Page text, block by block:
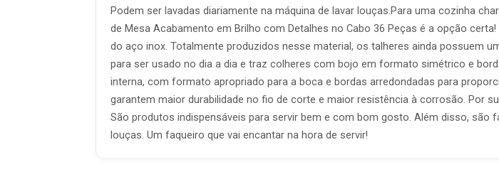
Podem ser lavadas diariamente na máquina de lavar louças.Para uma cozinha
de Mesa Acabamento em Brilho com Detalhes no Cabo 36 Peças é a opção
do aço inox. Totalmente produzidos nesse material, os talheres ainda possuem
para ser usado no dia a dia e traz colheres com bojo em formato simétrico e
interna, com formato apropriado para a boca e bordas arredondadas para
garantem maior durabilidade no fio de corte e maior resistência à corrosão. Por
São produtos indispensáveis para servir bem e com bom gosto. Além disso, são
louças. Um faqueiro que vai encantar na hora de servir!